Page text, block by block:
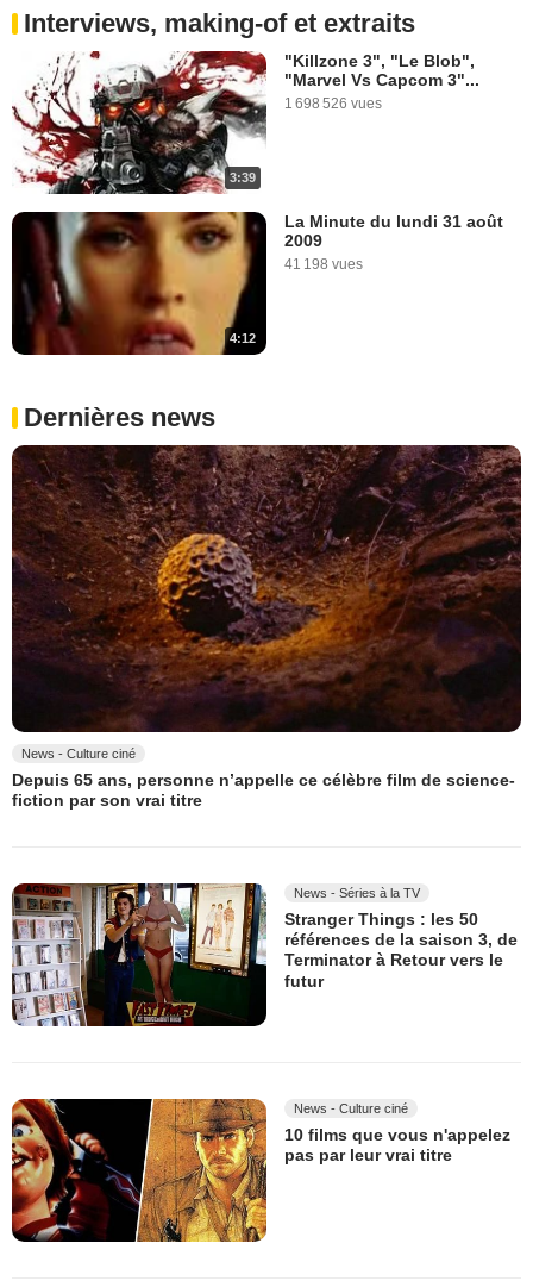
Interviews, making-of et extraits
3:39
"Killzone 3", "Le Blob",
"Marvel Vs Capcom 3"...
1 698 526 vues
4:12
La Minute du lundi 31 août
2009
41 198 vues
Dernières news
News - Culture ciné
Depuis 65 ans, personne n’appelle ce célèbre film de science-
fiction par son vrai titre
News - Séries à la TV
Stranger Things : les 50
références de la saison 3, de
Terminator à Retour vers le
futur
News - Culture ciné
10 films que vous n'appelez
pas par leur vrai titre